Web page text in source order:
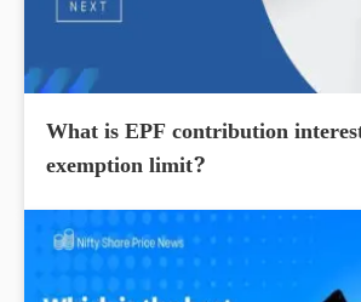
What is EPF contribution
exemption limit?